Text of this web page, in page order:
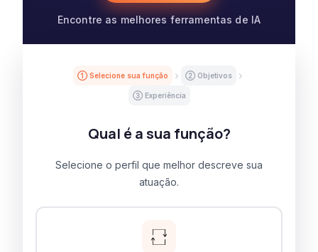
Encontre as melhores ferramentas de IA
① Selecione sua função ② Objetivos
③ Experiência
Qual é a sua função?
Selecione o perfil que melhor descreve sua
atuação.